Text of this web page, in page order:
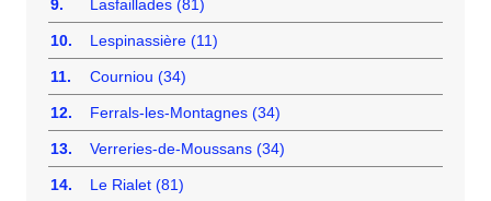
9. Lasfaillades (81)
10. Lespinassière (11)
11. Courniou (34)
12. Ferrals-les-Montagnes (34)
13. Verreries-de-Moussans (34)
14. Le Rialet (81)